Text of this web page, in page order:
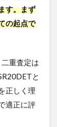
す。まず
の起点で
重査定は
と
正しく理
適正に評